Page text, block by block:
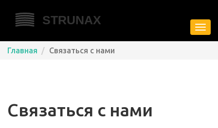
Главная Связаться с нами
Связаться с нами